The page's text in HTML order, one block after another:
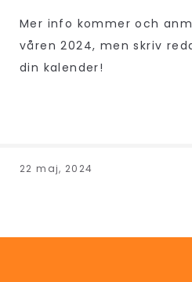
Mer info kommer och
våren 2024, men skriv
din kalender!
22 maj, 2024